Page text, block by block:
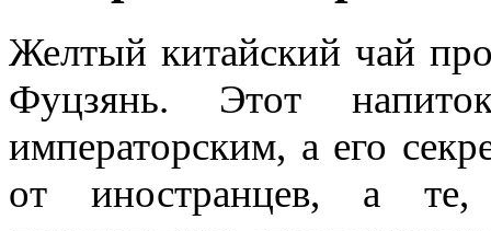
Желтый китайский чай
Фуцзянь. Этот
императорским, а его
от иностранцев, а